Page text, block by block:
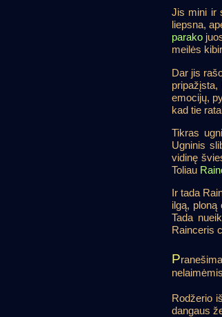
Jis mini ir
liepsna,
parako
meilės
Dar jis
emocijų,
kad tie
Tikras
Ugninis
vidinę
Toliau
Ir tada
ilgą,
Tada
Rainceris
P
Rodžerio
dangaus